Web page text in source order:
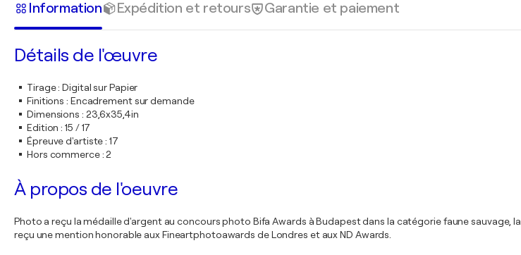
Information Expédition et retours Garantie et paiement
Détails de l'œuvre
Tirage:Digital sur Papier
Finitions : Encadrement sur demande
Dimensions : 23,6x35,4in
Edition :15 / 17
Épreuve d'artiste:17
Hors commerce: 2
À propos de l'oeuvre
Photo a reçu la médaille d'argent au concours photo Bifa Awards à Budapest dans la catégorie faune sauvage,
reçu une mention honorable aux Fineartphotoawards de Londres et aux ND Awards.